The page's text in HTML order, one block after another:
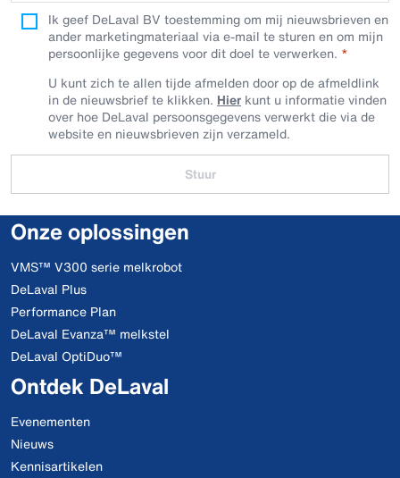
Ik geef DeLaval BV toestemming om mij nieuwsbrieven en
ander marketingmateriaal via e-mail te sturen en om mijn
persoonlijke gegevens voor dit doel te verwerken.
U kunt zich te allen tijde afmelden door op de afmeldlink
in de nieuwsbrief te klikken. Hier kunt u informatie vinden
over hoe DeLaval persoonsgegevens verwerkt die via de
website en nieuwsbrieven zijn verzameld.
Stuur
Onze oplossingen
VMS™ V300 serie melkrobot
DeLaval Plus
Performance Plan
DeLaval Evanza™ melkstel
DeLaval OptiDuo™
Ontdek DeLaval
Evenementen
Nieuws
Kennisartikelen